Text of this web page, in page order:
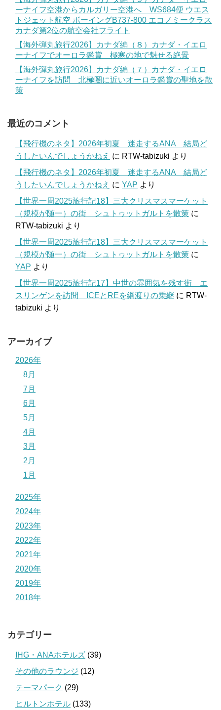
ーナイフ空港からカルガリー空港へ WS684便 ウエス
トジェット航空 ボーイングB737-800 エコノミークラス
カナダ第2位の航空会社フライト
【海外弾丸旅行2026】カナダ編（８）カナダ・イエロ
ーナイフでオーロラ鑑賞 極寒の地で魅せる絶景
【海外弾丸旅行2026】カナダ編（７）カナダ・イエロ
ーナイフを訪問 北極圏に近いオーロラ鑑賞の聖地を散
策
最近のコメント
【飛行機のネタ】2026年初夏 迷走するANA 結局ど
うしたいんでしょうかねえ に RTW-tabizuki より
【飛行機のネタ】2026年初夏 迷走するANA 結局ど
うしたいんでしょうかねえ に YAP より
【世界一周2025旅行記18】三大クリスマスマーケット
（規模が随一）の街 シュトゥットガルトを散策 に
RTW-tabizuki より
【世界一周2025旅行記18】三大クリスマスマーケット
（規模が随一）の街 シュトゥットガルトを散策 に
YAP より
【世界一周2025旅行記17】中世の雰囲気を残す街 エ
スリンゲンを訪問 ICEとREを綱渡りの乗継 に RTW-
tabizuki より
アーカイブ
2026年
8月
7月
6月
5月
4月
3月
2月
1月
2025年
2024年
2023年
2022年
2021年
2020年
2019年
2018年
カテゴリー
IHG・ANAホテルズ (39)
その他のラウンジ (12)
テーマパーク (29)
ヒルトンホテル (133)